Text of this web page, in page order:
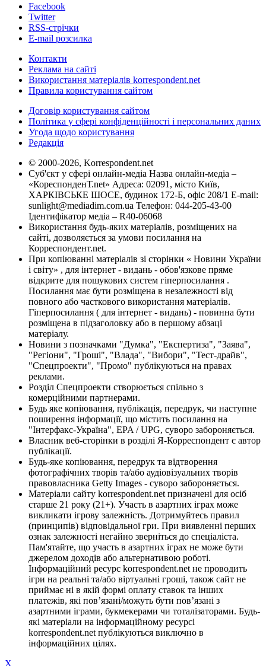
Facebook
Twitter
RSS-стрічки
E-mail розсилка
Контакти
Реклама на сайті
Використання матеріалів korrespondent.net
Правила користування сайтом
Договір користування сайтом
Політика у сфері конфіденційності і персональних даних
Угода щодо користування
Редакція
© 2000-2026, Korrespondent.net
Суб'єкт у сфері онлайн-медіа Назва онлайн-медіа –
«КореспонденТ.net» Адреса: 02091, місто Київ,
ХАРКІВСЬКЕ ШОСЕ, будинок 172-Б, офіс 208/1 E-mail:
sunlight@mediadim.com.ua Телефон: 044-205-43-00
Ідентифікатор медіа – R40-06068
Використання будь-яких матеріалів, розміщених на
сайті, дозволяється за умови посилання на
Корреспондент.net.
При копіюванні матеріалів зі сторінки « Новини України
і світу» , для інтернет - видань - обов'язкове пряме
відкрите для пошукових систем гіперпосилання .
Посилання має бути розміщена в незалежності від
повного або часткового використання матеріалів.
Гіперпосилання ( для інтернет - видань) - повинна бути
розміщена в підзаголовку або в першому абзаці
матеріалу.
Новини з позначками "Думка", "Експертиза", "Заява",
"Регіони", "Гроші", "Влада", "Вибори", "Тест-драйв",
"Спецпроекти", "Промо" публікуються на правах
реклами.
Розділ Спецпроекти створюється спільно з
комерційними партнерами.
Будь яке копіювання, публікація, передрук, чи наступне
поширення інформації, що містить посилання на
"Інтерфакс-Україна", EPA / UPG, суворо забороняється.
Власник веб-сторінки в розділі Я-Корреспондент є автор
публікації.
Будь-яке копіювання, передрук та відтворення
фотографічних творів та/або аудіовізуальних творів
правовласника Getty Images - суворо забороняється.
Матеріали сайту korrespondent.net призначені для осіб
старше 21 року (21+). Участь в азартних іграх може
викликати ігрову залежність. Дотримуйтесь правил
(принципів) відповідальної гри. При виявленні перших
ознак залежності негайно зверніться до спеціаліста.
Пам'ятайте, що участь в азартних іграх не може бути
джерелом доходів або альтернативою роботі.
Інформаційний ресурс korrespondent.net не проводить
ігри на реальні та/або віртуальні гроші, також сайт не
приймає ні в якій формі оплату ставок та інших
платежів, які пов’язані/можуть бути пов’язані з
азартними іграми, букмекерами чи тоталізаторами. Будь-
які матеріали на інформаційному ресурсі
korrespondent.net публікуються виключно в
інформаційних цілях.
X